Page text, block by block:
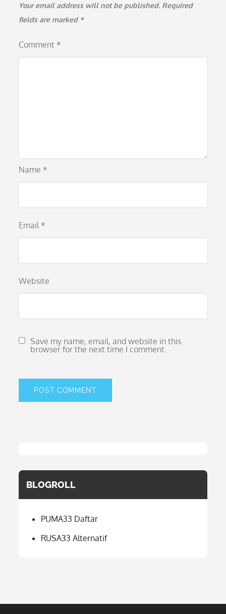
Your email address will not be published. Required
fields are marked *
Comment *
Name *
Email *
Website
Save my name, email, and website in this
browser for the next time I comment.
BLOGROLL
PUMA33 Daftar
RUSA33 Alternatif